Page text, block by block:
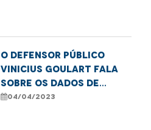
O defensor público
Vinicius Goulart fala
sobre os dados de
violência contra
04/04/2023